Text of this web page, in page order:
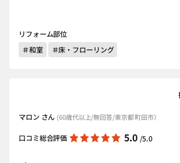
リフォーム部位
＃和室
＃床・フローリング
マロン さん (60歳代以上/無回答/東京都 町田市）
口コミ総合評価 5.0 /5.0